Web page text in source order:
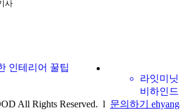
인테리어 꿀팁
라잇미
비하인드
All Rights Reserved. l 문의하기